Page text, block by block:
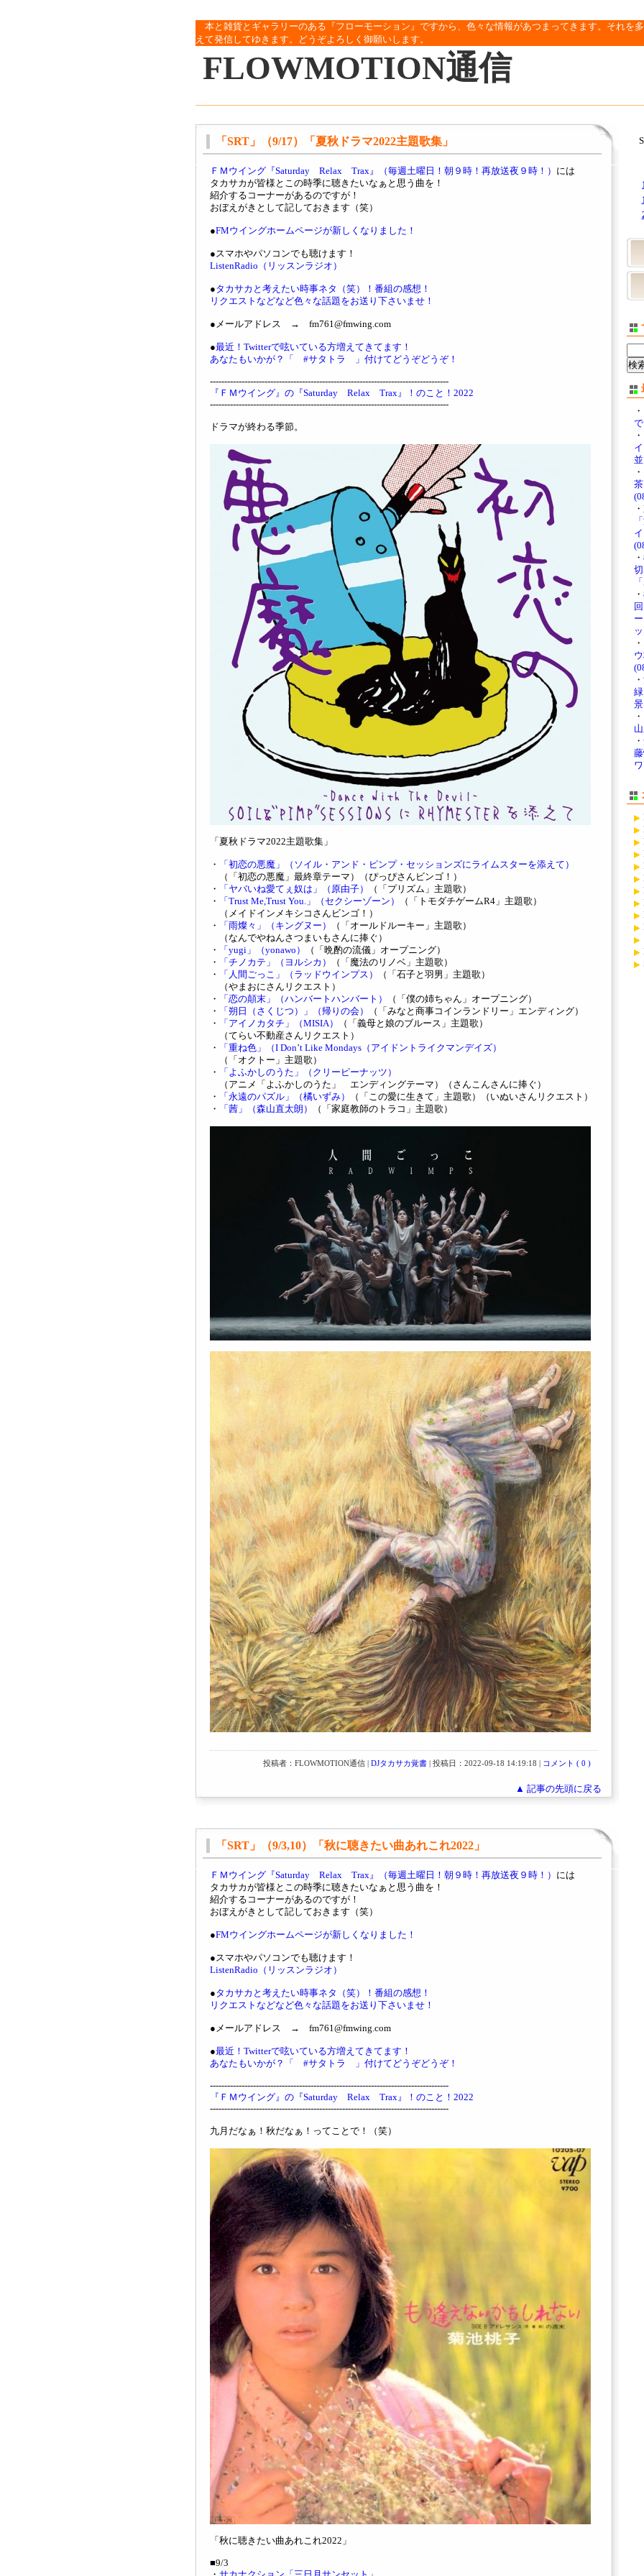
本と雑貨とギャラリーのある『フローモーション』ですから、色々な情報があつまってきます。それを
えて発信してゆきます。どうぞよろしく御願いします。
FLOWMOTION通信
「SRT」（9/17）「夏秋ドラマ2022主題歌集」
ＦＭウイング『Saturday Relax Trax』（毎週土曜日！朝９時！再放送夜９時！） には
タカサカが皆様とこの時季に聴きたいなぁと思う曲を！
紹介するコーナーがあるのですが！
おぼえがきとして記しておきます（笑）
●FMウイングホームページが新しくなりました！
●スマホやパソコンでも聴けます！
ListenRadio（リッスンラジオ）
●タカサカと考えたい時事ネタ（笑）！番組の感想！
リクエストなどなど色々な話題をお送り下さいませ！
●メールアドレス → fm761@fmwing.com
●最近！Twitterで呟いている方増えてきてます！
あなたもいかが？「 #サタトラ 」付けてどうぞどうぞ！
-----------------------------------------------------------------------------------
『ＦＭウイング』の『Saturday Relax Trax』！のこと！2022
-----------------------------------------------------------------------------------
ドラマが終わる季節。
「夏秋ドラマ2022主題歌集」
・
「初恋の悪魔」（ソイル・アンド・ピンプ・セッションズにライムスターを添えて）
（「初恋の悪魔」最終章テーマ）（ぴっぴさんビンゴ！）
・
「ヤバいね愛てぇ奴は」（原由子）
（「プリズム」主題歌）
・
「Trust Me,Trust You.」（セクシーゾーン）
（「トモダチゲームR4」主題歌）
（メイドインメキシコさんビンゴ！）
・
「雨燦々」（キングヌー）
（「オールドルーキー」主題歌）
（なんでやねんさつまいもさんに捧ぐ）
・
「yugi」（yonawo）
（「晩酌の流儀」オープニング）
・
「チノカテ」（ヨルシカ）
（「魔法のリノベ」主題歌）
・
「人間ごっこ」（ラッドウインプス）
（「石子と羽男」主題歌）
（やまおにさんリクエスト）
・
「恋の顛末」（ハンバートハンバート）
（「僕の姉ちゃん」オープニング）
・
「朔日（さくじつ）」（帰りの会）
（「みなと商事コインランドリー」エンディング）
・
「アイノカタチ」（MISIA）
（「義母と娘のブルース」主題歌）
（てらい不動産さんリクエスト）
・
「重ね色」（I Don’t Like Mondays（アイドントライクマンデイズ）
（「オクトー」主題歌）
・
「よふかしのうた」（クリーピーナッツ）
（アニメ「よふかしのうた」 エンディングテーマ）（さんこんさんに捧ぐ）
・
「永遠のパズル」（橘いずみ）
（「この愛に生きて」主題歌）（いぬいさんリクエスト）
・
「茜」（森山直太朗） （「家庭教師のトラコ」主題歌）
投稿者：FLOWMOTION通信 | DJタカサカ覚書 | 投稿日：2022-09-18 14:19:18 | コメント ( 0 )
▲ 記事の先頭に戻る
「SRT」（9/3,10）「秋に聴きたい曲あれこれ2022」
ＦＭウイング『Saturday Relax Trax』（毎週土曜日！朝９時！再放送夜９時！） には
タカサカが皆様とこの時季に聴きたいなぁと思う曲を！
紹介するコーナーがあるのですが！
おぼえがきとして記しておきます（笑）
●FMウイングホームページが新しくなりました！
●スマホやパソコンでも聴けます！
ListenRadio（リッスンラジオ）
●タカサカと考えたい時事ネタ（笑）！番組の感想！
リクエストなどなど色々な話題をお送り下さいませ！
●メールアドレス → fm761@fmwing.com
●最近！Twitterで呟いている方増えてきてます！
あなたもいかが？「 #サタトラ 」付けてどうぞどうぞ！
-----------------------------------------------------------------------------------
『ＦＭウイング』の『Saturday Relax Trax』！のこと！2022
-----------------------------------------------------------------------------------
九月だなぁ！秋だなぁ！ってことで！（笑）
「秋に聴きたい曲あれこれ2022」
■9/3
・
・
・
・
・
・
・
・
・
・